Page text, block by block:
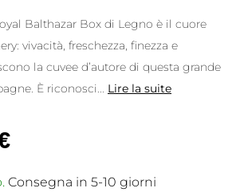
Balthazar Box di Legno è il cuore
vivacità, freschezza, finezza e
la cuvee d’autore di questa grande
È riconosci
Lire la suite
Consegna in 5-10 giorni